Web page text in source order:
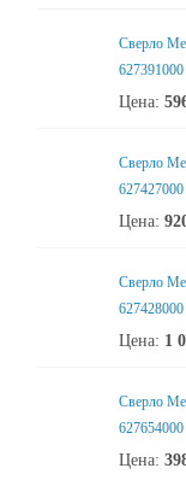
Сверло
627391000
Цена:
Сверло
627427000
Цена:
Сверло
627428000
Цена: 1
Сверло
627654000
Цена: